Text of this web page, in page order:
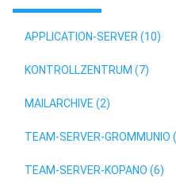
APPLICATION-SERVER (10)
KONTROLLZENTRUM (7)
MAILARCHIVE (2)
TEAM-SERVER-GROMMUNIO
TEAM-SERVER-KOPANO (6)